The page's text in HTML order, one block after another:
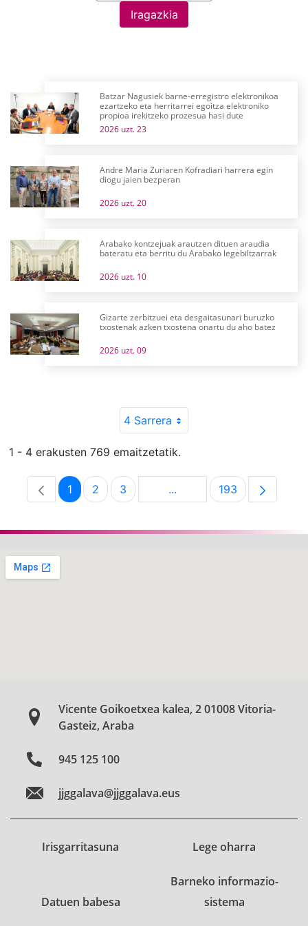
Iragazkia
Batzar Nagusiek barne-erregistro elektronikoa
ezartzeko eta herritarrei egoitza elektroniko
propioa irekitzeko prozesua hasi dute
2026 uzt. 23
Andre Maria Zuriaren Kofradiari harrera egin
diogu jaien bezperan
2026 uzt. 20
Arabako kontzejuak arautzen dituen araudia
bateratu eta berritu du Arabako legebiltzarrak
2026 uzt. 10
Gizarte zerbitzuei eta desgaitasunari buruzko
txostenak azken txostena onartu du aho batez
2026 uzt. 09
4 Sarrera
1 - 4 erakusten 769 emaitzetatik.
Orrialdea
1 Orrialdea
2 Orrialdea
3 ...Intermediate Pages Use
Orrialdea
193
Vicente Goikoetxea kalea, 2 01008 Vitoria-
Gasteiz, Araba
945 125 100
jjggalava@jjggalava.eus
Irisgarritasuna Lege oharra
Datuen babesa
Barneko informazio-
sistema